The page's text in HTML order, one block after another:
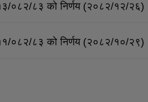
०८२/८३ को निर्णय (२०८२/१२/२६)
०८२/८३ को निर्णय (२०८२/१०/२९)